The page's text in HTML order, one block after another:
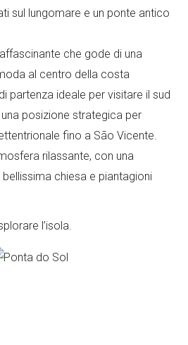
sul lungomare e un ponte antico
che gode di una
al centro della costa
partenza ideale per visitare il sud
una posizione strategica per
fino a São Vicente.
rilassante, con una
chiesa e piantagioni
l’isola.